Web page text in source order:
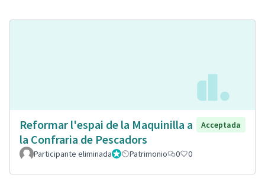
Reformar l'espai de la Maquinilla a
la Confraria de Pescadors
Acceptada
Participante eliminadaAdministrador
Patrimonio 0 0